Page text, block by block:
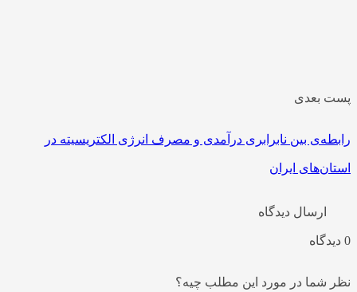
بعدی
بین نابرابری درآمدی و مصرف انرژی الکتریسیته در
ایران
ارسال دیدگاه
شما در مورد این مطلب چیه؟